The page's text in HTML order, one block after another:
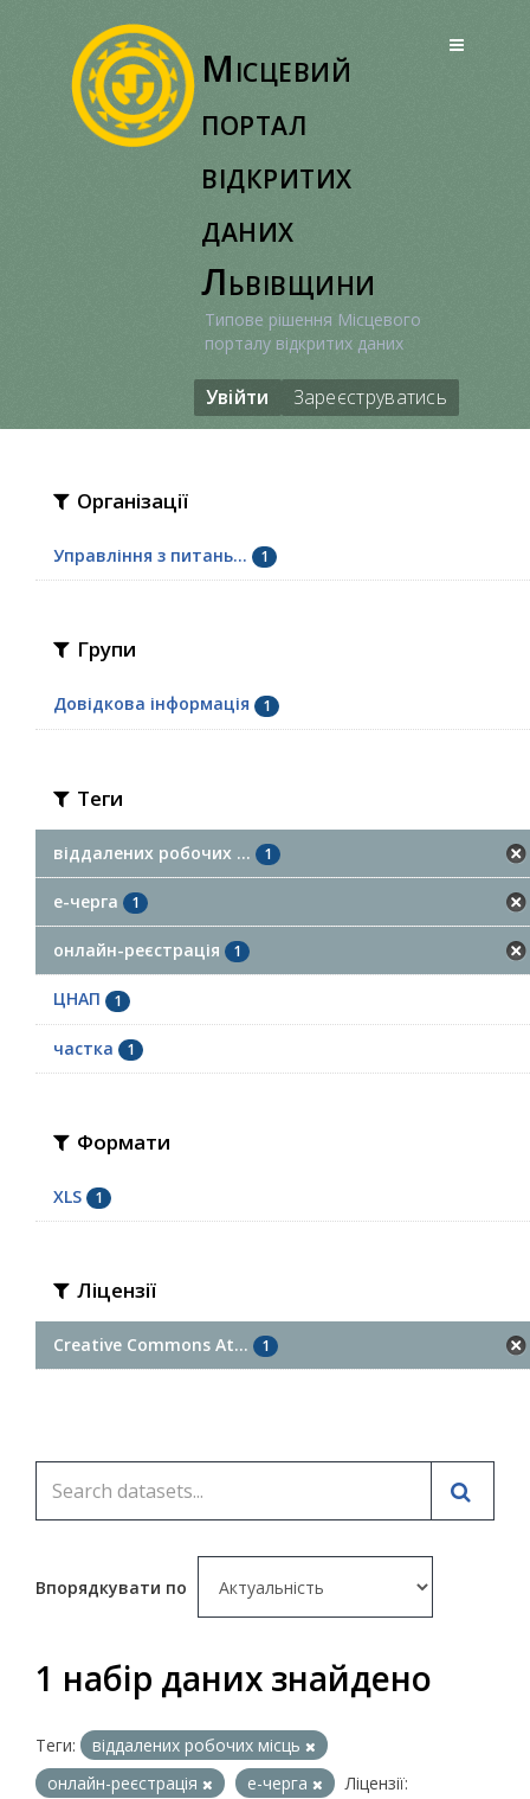
Місцевий
портал
відкритих
даних
Львівщини
Типове рішення Місцевого
порталу відкритих даних
Увійти Зареєструватись
Організації
Управління з питань... 1
Групи
Довідкова інформація 1
Теги
віддалених робочих ... 1
е-черга 1
онлайн-реєстрація 1
ЦНАП 1
частка 1
Формати
XLS 1
Ліцензії
Creative Commons At... 1
Впорядкувати по
1 набір даних знайдено
Теги:
віддалених робочих місць
онлайн-реєстрація
е-черга
Ліцензії: